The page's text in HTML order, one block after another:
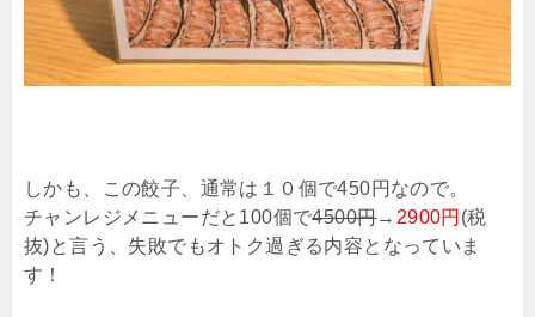
しかも、この餃子、通常は１０個で450円なので。
チャンレジメニューだと100個で4500円→ 2900円 (税
抜)と言う、失敗でもオトク過ぎる内容となっていま
す！